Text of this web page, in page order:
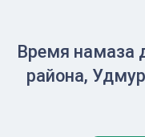
Время намаза
района,